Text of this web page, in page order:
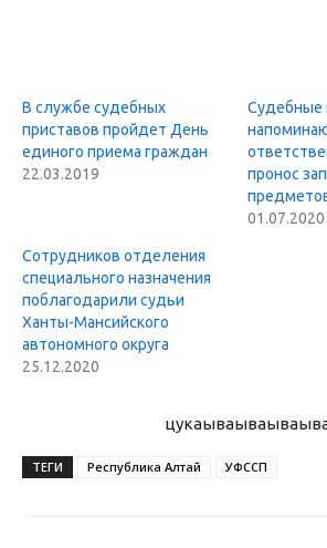
В службе судебных
приставов пройдет День
единого приема граждан
22.03.2019
Судебные
пронос
01.07.2020
Сотрудников отделения
специального назначения
поблагодарили судьи
Ханты-Мансийского
автономного округа
25.12.2020
цукаыва
ТЕГИ Республика Алтай УФССП